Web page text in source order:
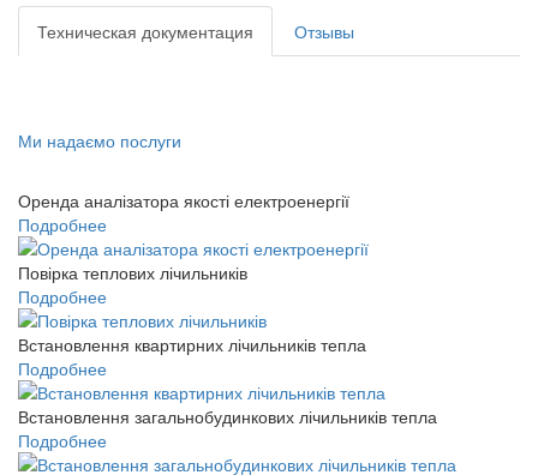
Техническая документация Отзывы
Ми надаємо послуги
Оренда аналізатора якості електроенергії
Подробнее
Повірка теплових лічильників
Подробнее
Встановлення квартирних лічильників тепла
Подробнее
Встановлення загальнобудинкових лічильників тепла
Подробнее